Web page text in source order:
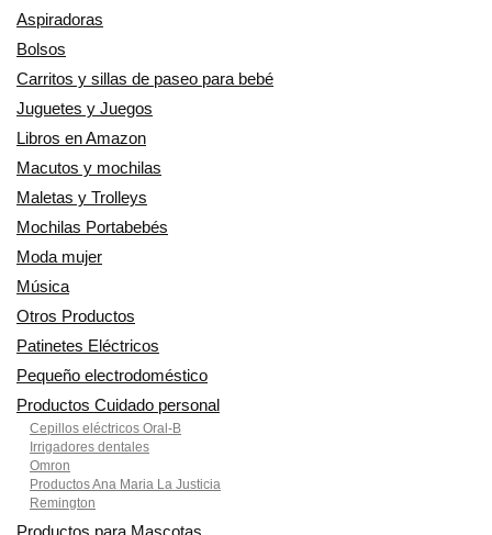
Aspiradoras
Bolsos
Carritos y sillas de paseo para bebé
Juguetes y Juegos
Libros en Amazon
Macutos y mochilas
Maletas y Trolleys
Mochilas Portabebés
Moda mujer
Música
Otros Productos
Patinetes Eléctricos
Pequeño electrodoméstico
Productos Cuidado personal
Cepillos eléctricos Oral-B
Irrigadores dentales
Omron
Productos Ana Maria La Justicia
Remington
Productos para Mascotas